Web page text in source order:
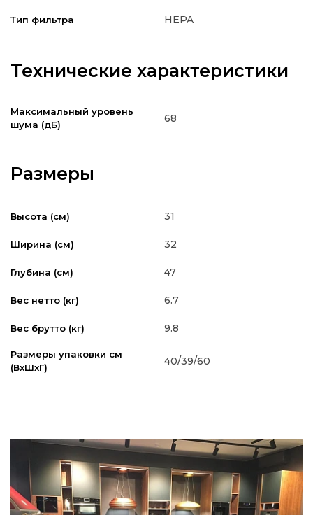
Тип фильтра HEPA
Технические характеристики
Максимальный уровень
шума (дБ)
68
Размеры
Высота (см) 31
Ширина (см) 32
Глубина (см) 47
Вес нетто (кг) 6.7
Вес брутто (кг) 9.8
Размеры упаковки см
(ВxШxГ)
40/39/60